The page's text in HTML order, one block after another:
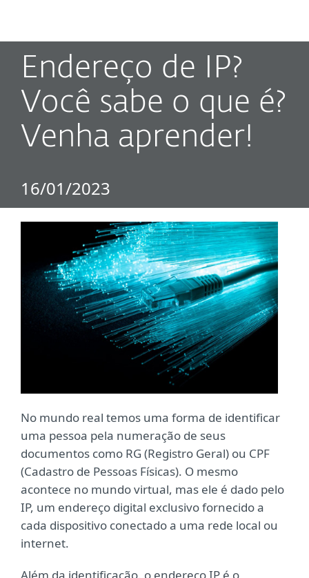
Endereço de IP?
Você sabe o que é?
Venha aprender!
16/01/2023
No mundo real temos uma forma de identificar
uma pessoa pela numeração de seus
documentos como RG (Registro Geral) ou CPF
(Cadastro de Pessoas Físicas). O mesmo
acontece no mundo virtual, mas ele é dado pelo
IP, um endereço digital exclusivo fornecido a
cada dispositivo conectado a uma rede local ou
internet.